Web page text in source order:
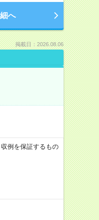
へ
掲載日：2026.08.06
例を保証するもの